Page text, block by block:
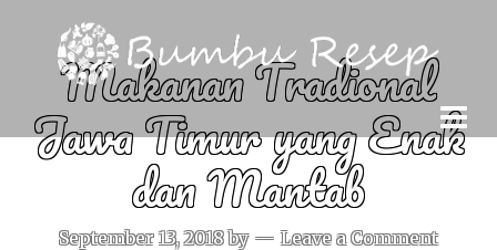
Makanan Tradional
Jawa Timur yang Enak
dan Mantab
September 13, 2018 by Leave a Comment